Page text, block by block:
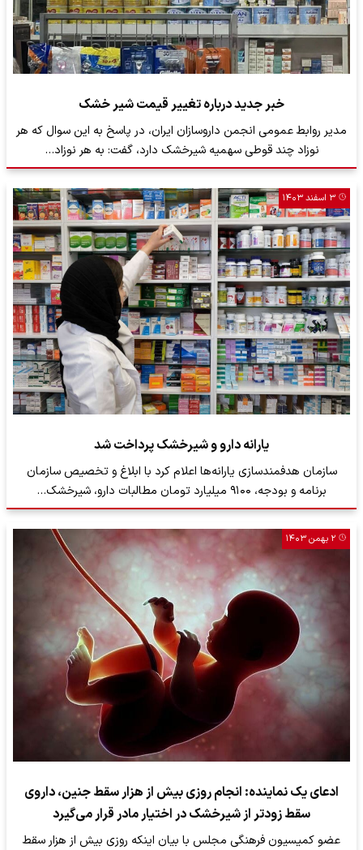
خبر جدید درباره تغییر قیمت شیر خشک
مدیر روابط عمومی انجمن داروسازان ایران، در پاسخ به این سوال که هر
نوزاد چند قوطی سهمیه شیرخشک دارد، گفت: به هر نوزاد…
۳ اسفند ۱۴۰۳
یارانه دارو و شیرخشک پرداخت شد
سازمان هدفمندسازی یارانه‌ها اعلام کرد با ابلاغ و تخصیص سازمان
برنامه و بودجه، ۹۱۰۰ میلیارد تومان مطالبات دارو، شیرخشک…
۲ بهمن ۱۴۰۳
ادعای یک نماینده: انجام روزی بیش از هزار سقط جنین، داروی
سقط زودتر از شیرخشک در اختیار مادر قرار می‌گیرد
عضو کمیسیون فرهنگی مجلس با بیان اینکه روزی بیش از هزار سقط